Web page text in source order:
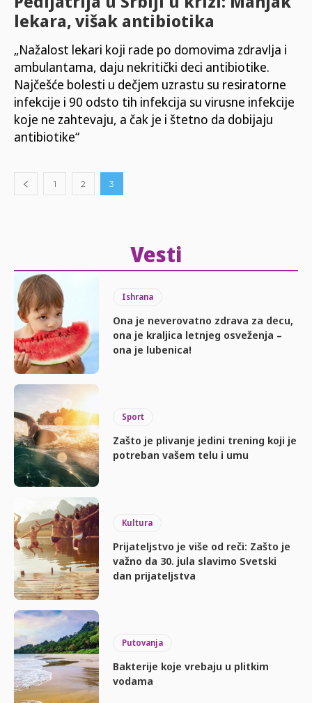
lekara, višak antibiotika
„Nažalost lekari koji rade po domovima zdravlja i
ambulantama, daju nekritički deci antibiotike.
Najčešće bolesti u dečjem uzrastu su resiratorne
infekcije i 90 odsto tih infekcija su virusne infekcije
koje ne zahtevaju, a čak je i štetno da dobijaju
antibiotike“
1 2 3
Vesti
Ishrana
Ona je neverovatno zdrava za decu,
ona je kraljica letnjeg osveženja –
ona je lubenica!
Sport
Zašto je plivanje jedini trening koji je
potreban vašem telu i umu
Kultura
Prijateljstvo je više od reči: Zašto je
važno da 30. jula slavimo Svetski
dan prijateljstva
Putovanja
Bakterije koje vrebaju u plitkim
vodama